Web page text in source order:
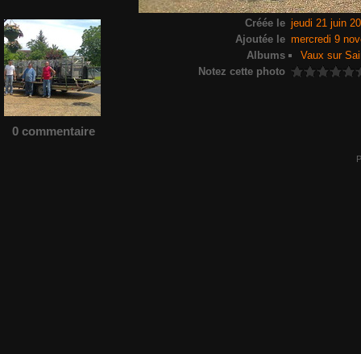
Créée le jeudi 21 juin
Ajoutée le mercredi 9
Albums
Vaux sur
Notez cette photo
0 commentaire